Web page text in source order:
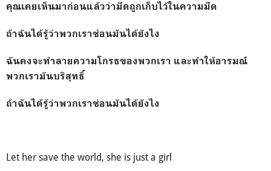
คุณเคยเห็นมาก่อนแล้วว่ามีดถูกเก็บไว้ในความมืด
ถ้าฉันได้รู้ว่าพวกเราซ่อนมันได้ยังไง
ฉันคงจะทำลายความโกรธของพวกเรา และทำให้อารมณ์
พวกเรามันบริสุทธิ์
ถ้าฉันได้รู้ว่าพวกเราซ่อนมันได้ยังไง
Let her save the world, she is just a girl